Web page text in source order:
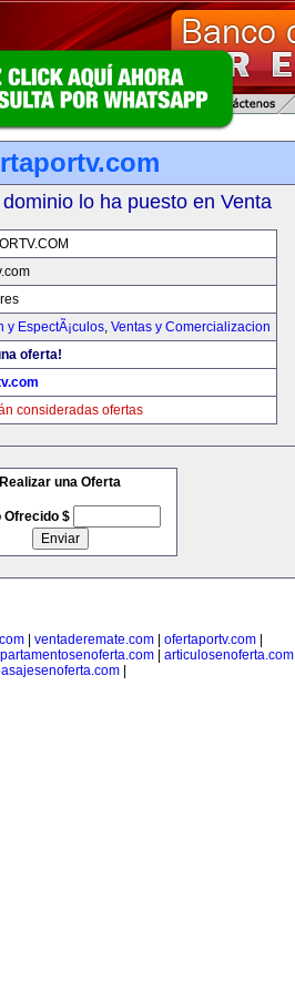
lo ha puesto en Venta
y EspectÃ¡culos, Ventas y Comercializacion
oferta!
consideradas ofertas
Realizar una Oferta
Ofrecido $
ventaderemate.com ofertaportv.com
articulosenoferta.com